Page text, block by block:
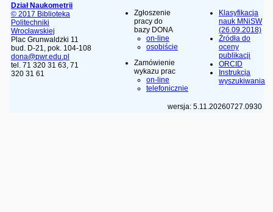
Dział Naukometrii
© 2017 Biblioteka
Politechniki
Wrocławskiej
Plac Grunwaldzki 11
bud. D-21, pok. 104-108
dona@pwr.edu.pl
tel. 71 320 31 63, 71
320 31 61
Zgłoszenie
pracy do
bazy DONA
on-line
osobiście
Zamówienie
wykazu prac
on-line
telefonicznie
Klasyfikacja
nauk MNiSW
(26.09.2018)
Źródła do
oceny
publikacji
ORCID
Instrukcja
wyszukiwania
wersja: 5.11.20260727.0930